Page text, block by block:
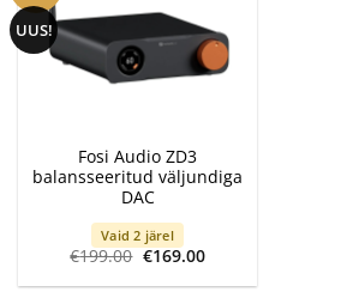
UUS!
Fosi Audio ZD3
balansseeritud väljundiga
DAC
Vaid 2 järel
€199.00 Algne
hind
oli:
€169.00Current
is: